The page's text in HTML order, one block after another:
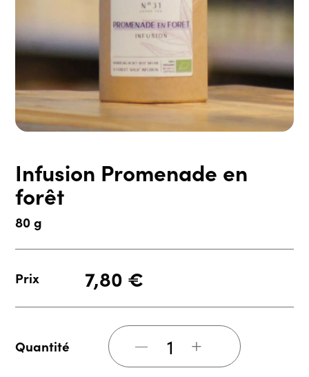
Infusion Promenade en
forêt
80 g
Prix 7,80 €
Quantité +